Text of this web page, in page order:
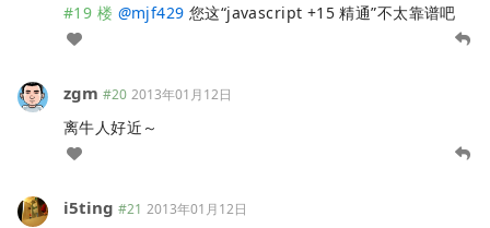
#19 楼 @mjf429 您这“javascript +15 精通”不太靠谱吧
zgm #20 2013年01月12日
离牛人好近～
i5ting #21 2013年01月12日